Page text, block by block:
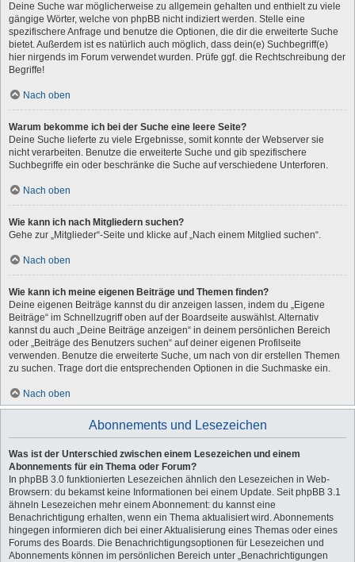
Deine Suche war möglicherweise zu allgemein gehalten und enthielt zu viele
gängige Wörter, welche von phpBB nicht indiziert werden. Stelle eine
spezifischere Anfrage und benutze die Optionen, die dir die erweiterte Suche
bietet. Außerdem ist es natürlich auch möglich, dass dein(e) Suchbegriff(e)
hier nirgends im Forum verwendet wurden. Prüfe ggf. die Rechtschreibung der
Begriffe!
Nach oben
Warum bekomme ich bei der Suche eine leere Seite?
Deine Suche lieferte zu viele Ergebnisse, somit konnte der Webserver sie
nicht verarbeiten. Benutze die erweiterte Suche und gib spezifischere
Suchbegriffe ein oder beschränke die Suche auf verschiedene Unterforen.
Nach oben
Wie kann ich nach Mitgliedern suchen?
Gehe zur „Mitglieder“-Seite und klicke auf „Nach einem Mitglied suchen“.
Nach oben
Wie kann ich meine eigenen Beiträge und Themen finden?
Deine eigenen Beiträge kannst du dir anzeigen lassen, indem du „Eigene
Beiträge“ im Schnellzugriff oben auf der Boardseite auswählst. Alternativ
kannst du auch „Deine Beiträge anzeigen“ in deinem persönlichen Bereich
oder „Beiträge des Benutzers suchen“ auf deiner eigenen Profilseite
verwenden. Benutze die erweiterte Suche, um nach von dir erstellen Themen
zu suchen. Trage dort die entsprechenden Optionen in die Suchmaske ein.
Nach oben
Abonnements und Lesezeichen
Was ist der Unterschied zwischen einem Lesezeichen und einem
Abonnements für ein Thema oder Forum?
In phpBB 3.0 funktionierten Lesezeichen ähnlich den Lesezeichen in Web-
Browsern: du bekamst keine Informationen bei einem Update. Seit phpBB 3.1
ähneln Lesezeichen mehr einem Abonnement: du kannst eine
Benachrichtigung erhalten, wenn ein Thema aktualisiert wird. Abonnements
hingegen informieren dich bei einer Aktualisierung eines Themas oder eines
Forums des Boards. Die Benachrichtigungsoptionen für Lesezeichen und
Abonnements können im persönlichen Bereich unter „Benachrichtigungen